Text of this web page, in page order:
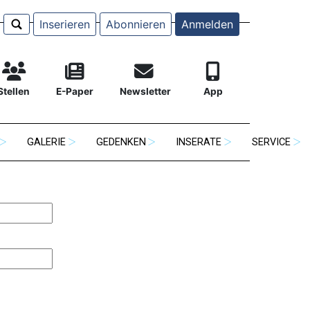
Inserieren Abonnieren Anmelden
E-Paper Newsletter App
GALERIE GEDENKEN INSERATE SERVICE